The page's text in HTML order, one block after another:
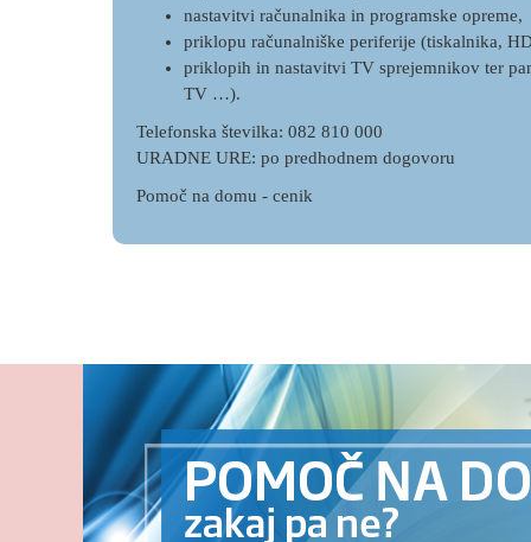
nastavitvi računalnika in programske opreme,
priklopu računalniške periferije (tiskalnika,
priklopih in nastavitvi TV sprejemnikov ter
TV …).
Telefonska številka: 082 810 000
URADNE URE: po predhodnem dogovoru
Pomoč na domu - cenik